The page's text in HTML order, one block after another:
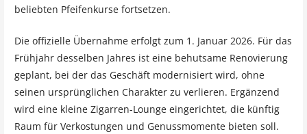
beliebten Pfeifenkurse fortsetzen.
Die offizielle Übernahme erfolgt zum 1. Januar 2026. Für das
Frühjahr desselben Jahres ist eine behutsame Renovierung
geplant, bei der das Geschäft modernisiert wird, ohne
seinen ursprünglichen Charakter zu verlieren. Ergänzend
wird eine kleine Zigarren-Lounge eingerichtet, die künftig
Raum für Verkostungen und Genussmomente bieten soll.